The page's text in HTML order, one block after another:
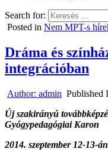
Search for:
Posted in Nem MPT-s
Dráma és
integrációban
Author: admin Published
Új szakirányú
Gyógypedagógiai Karon
2014. szeptember 12-13-